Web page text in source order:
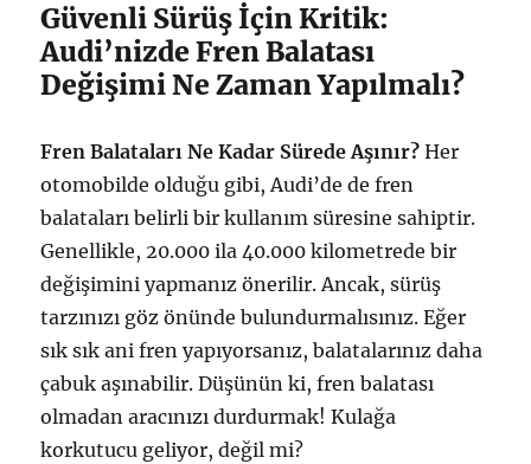
Güvenli Sürüş İçin Kritik:
Audi’nizde Fren Balatası
Değişimi Ne Zaman Yapılmalı?
Fren Balataları Ne Kadar Sürede Aşınır? Her
otomobilde olduğu gibi, Audi’de de fren
balataları belirli bir kullanım süresine sahiptir.
Genellikle, 20.000 ila 40.000 kilometrede bir
değişimini yapmanız önerilir. Ancak, sürüş
tarzınızı göz önünde bulundurmalısınız. Eğer
sık sık ani fren yapıyorsanız, balatalarınız daha
çabuk aşınabilir. Düşünün ki, fren balatası
olmadan aracınızı durdurmak! Kulağa
korkutucu geliyor, değil mi?